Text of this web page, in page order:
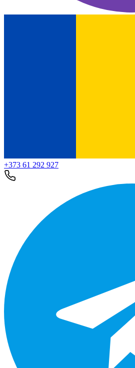
+373 61 292 927